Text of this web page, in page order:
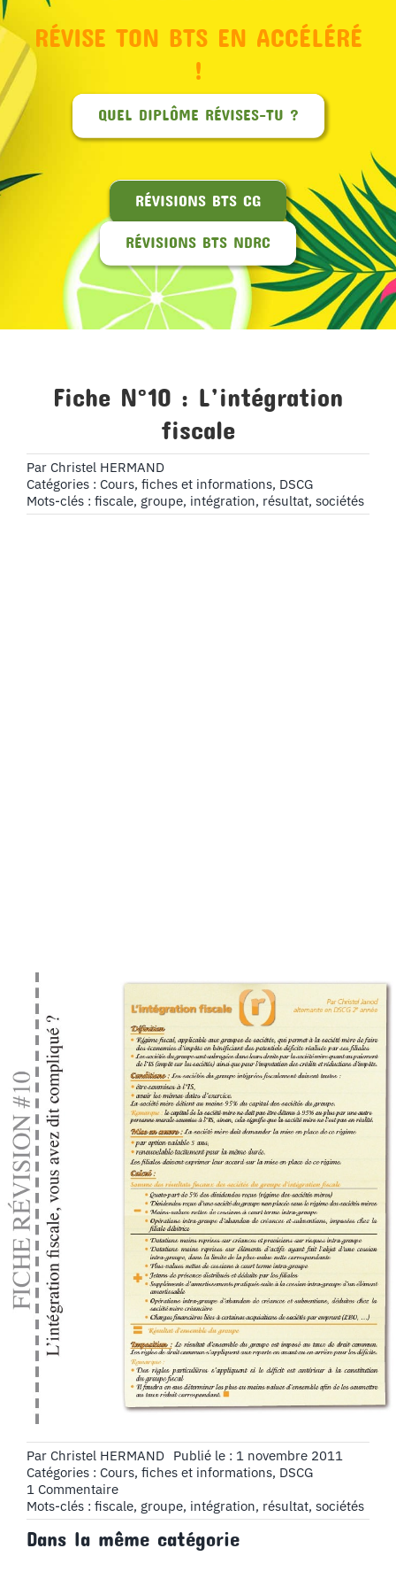
MON COMPTE
PANIER
RÉVISE TON BTS EN ACCÉLÉRÉ
!
QUEL DIPLÔME RÉVISES-TU ?
RÉVISIONS BTS CG
RÉVISIONS BTS NDRC
Fiche N°10 : L’intégration
fiscale
Par Christel HERMAND
Catégories : Cours, fiches et informations, DSCG
Mots-clés : fiscale, groupe, intégration, résultat, sociétés
Par Christel HERMAND Publié le : 1 novembre 2011
Catégories : Cours, fiches et informations, DSCG
1 Commentaireon
Fiche
N°10
:
Mots-clés : fiscale, groupe, intégration, résultat, sociétés
Dans la même catégorie